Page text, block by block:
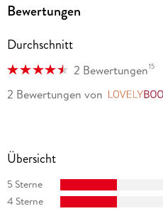
Bewertungen
Durchschnitt
2 Bewertungen15
2 Bewertungen von
Übersicht
5 Sterne
4 Sterne